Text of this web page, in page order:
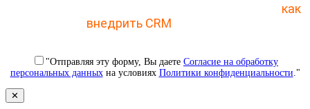
как
внедрить CRM
"Отправляя эту форму, Вы даете Согласие на обработку
персональных данныхна условиях Политики конфиденциальности ."
✕